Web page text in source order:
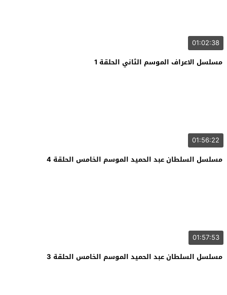
01:02:38
مسلسل الاعراف الموسم الثاني الحلقة 1
01:56:22
مسلسل السلطان عبد الحميد الموسم الخامس الحلقة 4
01:57:53
مسلسل السلطان عبد الحميد الموسم الخامس الحلقة 3